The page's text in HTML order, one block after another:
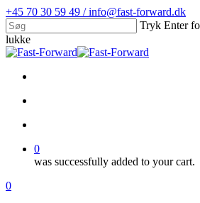
Skip
to
main
content
+45 70 30 59 49 / info@fast-forward.dk
Tryk Enter
lukke
Close
0
was successfully added to your cart.
Menu
search
account
0